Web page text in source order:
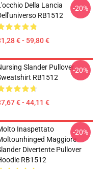
Della Lancia
RB1512
€ - 59,80 €
-20%
Slander Pullover
RB1512
€ - 44,11 €
-20%
Inaspettato
Maggiore
Divertente Pullover
RB1512
-20%